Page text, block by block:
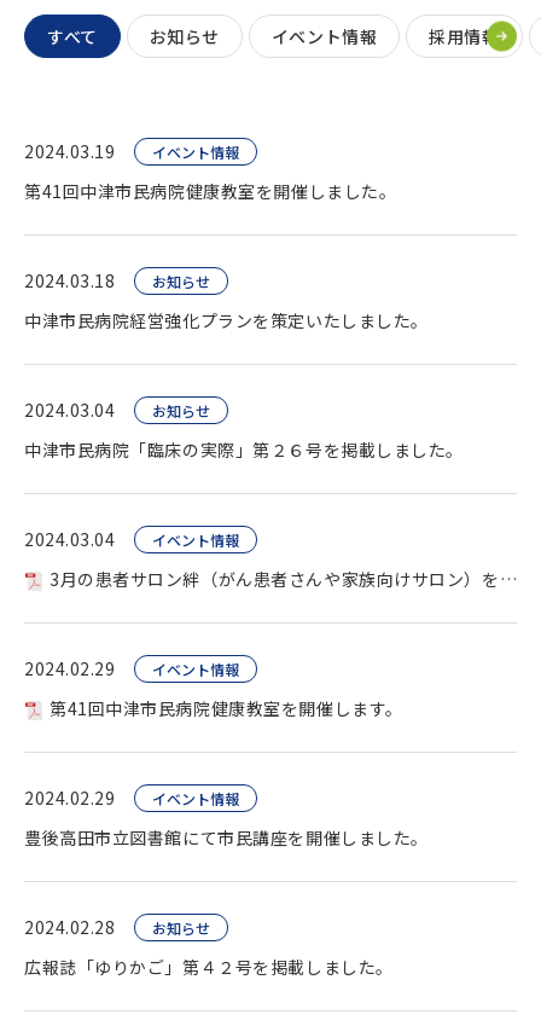
すべて お知らせ イベント情報 採用情報
2024.03.19 イベント情報
第41回中津市民病院健康教室を開催しました。
2024.03.18 お知らせ
中津市民病院経営強化プランを策定いたしました。
2024.03.04 お知らせ
中津市民病院「臨床の実際」第２６号を掲載しました。
2024.03.04 イベント情報
3月の患者サロン絆（がん患者さんや家族向けサロン）を開催します。
2024.02.29 イベント情報
第41回中津市民病院健康教室を開催します。
2024.02.29 イベント情報
豊後高田市立図書館にて市民講座を開催しました。
2024.02.28 お知らせ
広報誌「ゆりかご」第４２号を掲載しました。